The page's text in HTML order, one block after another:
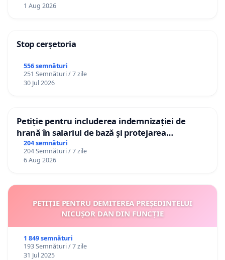
1 Aug 2026
Stop cerșetoria
556 semnături
251 Semnături / 7 zile
30 Jul 2026
Petiție pentru includerea indemnizației de
hrană în salariul de bază și protejarea
gradațiilor de vechime pentru asistenții
personali
204 semnături
204 Semnături / 7 zile
6 Aug 2026
PETIȚIE PENTRU DEMITEREA PREȘEDINTELUI
NICUȘOR DAN DIN FUNCȚIE
1 849 semnături
193 Semnături / 7 zile
31 Jul 2025